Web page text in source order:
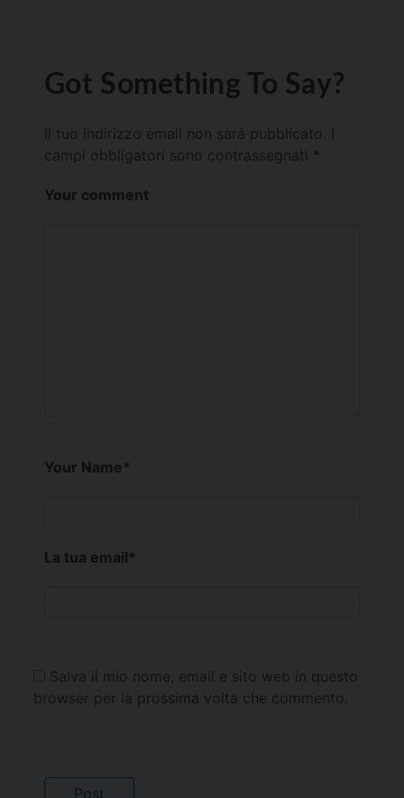
Got Something To Say?
Il tuo indirizzo email non sarà pubblicato.
campi obbligatori sono contrassegnati *
Your comment
Your Name*
La tua email*
Salva il mio nome, email e sito web in questo
browser per la prossima volta che commento.